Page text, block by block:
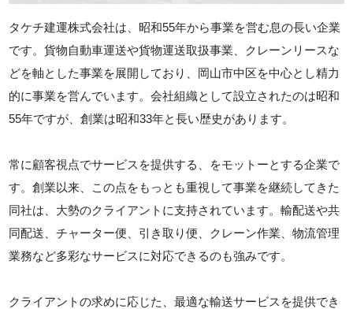
タケチ建運株式会社は、昭和55年から事業を営む息の長い企業
です。貨物自動車運送や貨物運送取扱事業、クレーンリースな
どを軸とした事業を展開しており、岡山市中区を中心とし精力
的に事業を営んでいます。会社組織として設立されたのは昭和
55年ですが、創業は昭和33年と長い歴史があります。
常に顧客視点でサービスを提供する、をモットーとする企業で
す。創業以来、この点をもっとも重視して事業を継続してきた
同社は、大勢のクライアントに支持されています。輸配送や共
同配送、チャーター便、引き取り便、クレーン作業、物流管理
業務など多彩なサービスに対応できるのも強みです。
クライアントの求めに応じた、最適な輸送サービスを提供でき